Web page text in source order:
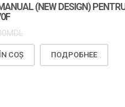
(NEW DESIGN)
MDL
COȘ ПОДРОБНЕЕ